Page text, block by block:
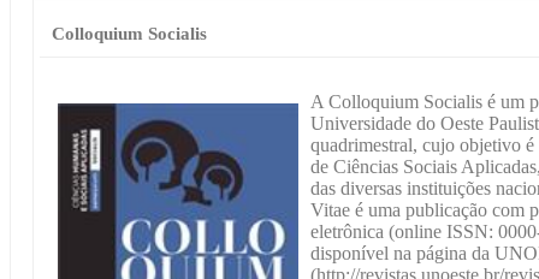
Colloquium Socialis
A Colloquium Socialis é um
Universidade do Oeste
quadrimestral, cujo objetivo
de Ciências Sociais
das diversas instituições
Vitae é uma publicação com
eletrônica (online ISSN:
disponível na página da
(http://revistas.unoeste.br/